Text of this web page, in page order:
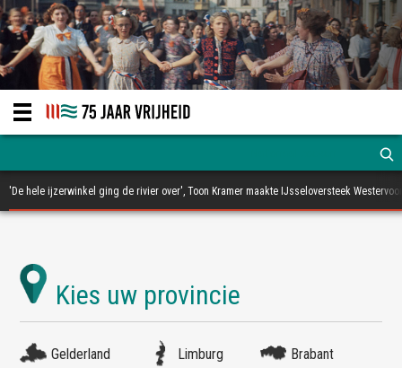
'De hele ijzerwinkel ging de rivier over', Toon Kramer maakte IJsseloversteek
Gelderland Limburg
Brabant